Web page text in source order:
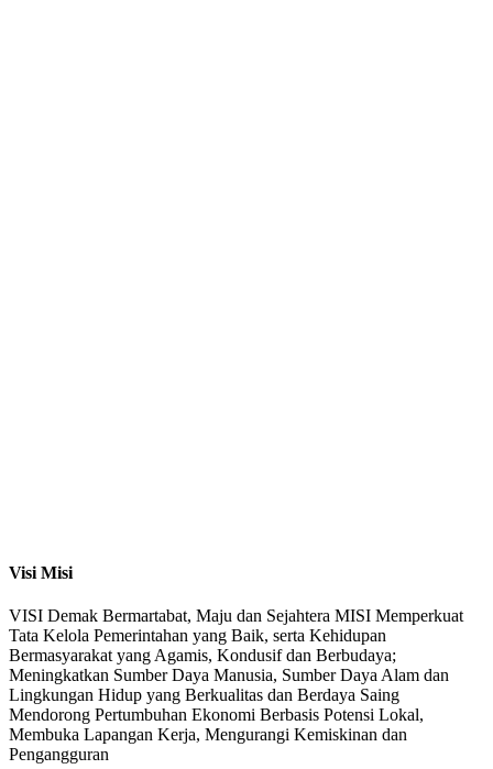
Visi Misi
VISI Demak Bermartabat, Maju dan Sejahtera MISI Memperkuat
Tata Kelola Pemerintahan yang Baik, serta Kehidupan
Bermasyarakat yang Agamis, Kondusif dan Berbudaya;
Meningkatkan Sumber Daya Manusia, Sumber Daya Alam dan
Lingkungan Hidup yang Berkualitas dan Berdaya Saing
Mendorong Pertumbuhan Ekonomi Berbasis Potensi Lokal,
Membuka Lapangan Kerja, Mengurangi Kemiskinan dan
Pengangguran